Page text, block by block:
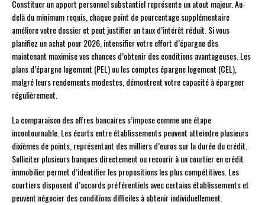
Constituer un apport personnel substantiel représente un atout majeur. Au-
delà du minimum requis, chaque point de pourcentage supplémentaire
améliore votre dossier et peut justifier un taux d’intérêt réduit. Si vous
planifiez un achat pour 2026, intensifier votre effort d’épargne dès
maintenant maximise vos chances d’obtenir des conditions avantageuses. Les
plans d’épargne logement (PEL) ou les comptes épargne logement (CEL),
malgré leurs rendements modestes, démontrent votre capacité à épargner
régulièrement.
La comparaison des offres bancaires s’impose comme une étape
incontournable. Les écarts entre établissements peuvent atteindre plusieurs
dixièmes de points, représentant des milliers d’euros sur la durée du crédit.
Solliciter plusieurs banques directement ou recourir à un courtier en crédit
immobilier permet d’identifier les propositions les plus compétitives. Les
courtiers disposent d’accords préférentiels avec certains établissements et
peuvent négocier des conditions difficiles à obtenir individuellement.